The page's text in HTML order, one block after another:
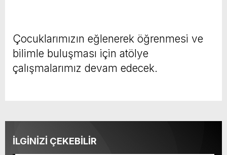
Çocuklarımızın eğlenerek öğrenmesi ve
bilimle buluşması için atölye
çalışmalarımız devam edecek.
İLGİNİZİ ÇEKEBİLİR